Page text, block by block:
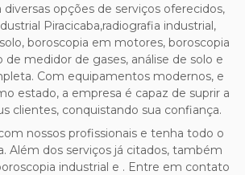
opções de serviços oferecidos,
Piracicaba,radiografia industrial,
boroscopia em motores, boroscopia
de medidor de gases, análise de solo e
Com equipamentos modernos, e
estado, a empresa é capaz de suprir a
clientes, conquistando sua confiança.
nossos profissionais e tenha todo o
Além dos serviços já citados, também
industrial e . Entre em contato